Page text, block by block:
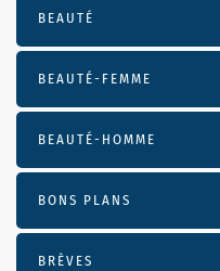
BEAUTÉ
BEAUTÉ-FEMME
BEAUTÉ-HOMME
BONS PLANS
BRÈVES